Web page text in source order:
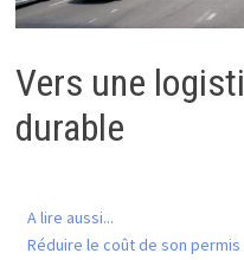
Vers une
durable
A lire aussi...
Réduire le coût de son